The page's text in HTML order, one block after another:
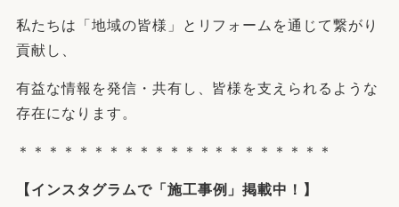
私たちは「地域の皆様」とリフォームを通じて繋がり
貢献し、
有益な情報を発信・共有し、皆様を支えられるような
存在になります。
＊＊＊＊＊＊＊＊＊＊＊＊＊＊＊＊＊＊＊＊＊
【 インスタグラムで「施工事例」掲載中！】